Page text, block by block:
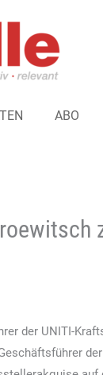
ABO
der UNITI-